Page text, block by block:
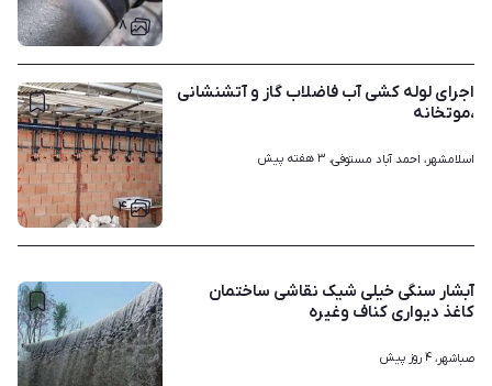
۸
۴
اجرای لوله کشی آب فاضلاب گاز و آتشنشانی
،موتخانه
اسلامشهر، احمد آباد مستوفی، ۳ هفته پیش
آبشار سنگی خیلی شیک نقاشی ساختمان
کاغذ دیواری کناف وغیره
صباشهر، ۴ روز پیش